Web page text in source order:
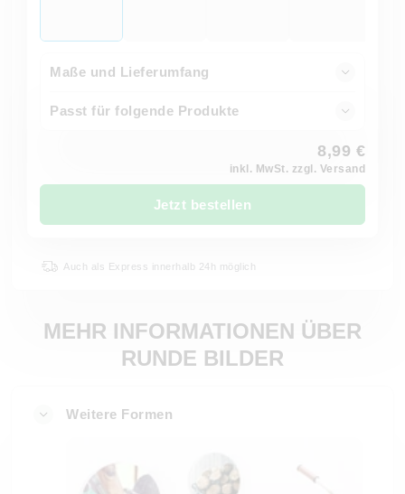
Maße und Lieferumfang
Passt für folgende Produkte
8,99 €
inkl. MwSt. zzgl. Versand
Jetzt bestellen
Auch als Express innerhalb 24h möglich
MEHR INFORMATIONEN ÜBER
RUNDE BILDER
Weitere Formen